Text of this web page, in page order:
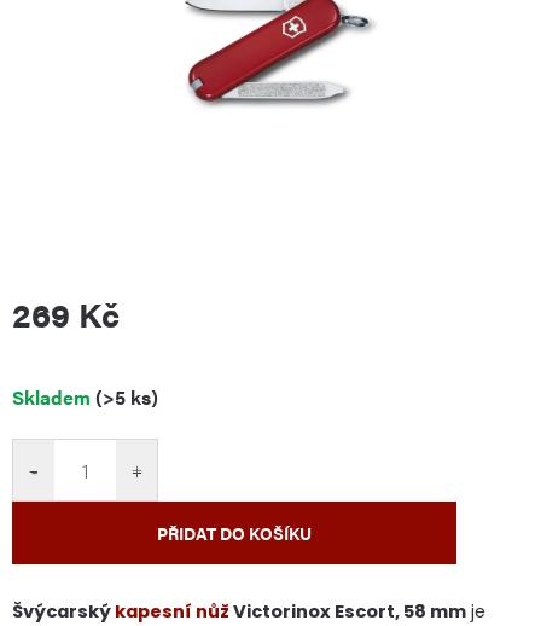
269 Kč
Měrná
Skladem (>5 ks)
+
−
PŘIDAT DO KOŠÍKU
Švýcarský kapesní nůž Victorinox Escort, 58 mm je